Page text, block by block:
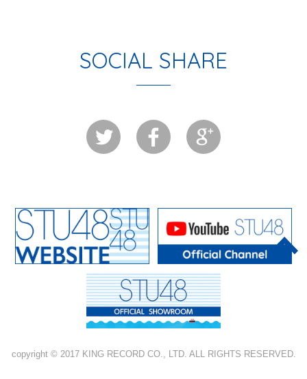
SOCIAL SHARE
copyright © 2017 KING RECORD CO., LTD. ALL RIGHTS RESERVED.